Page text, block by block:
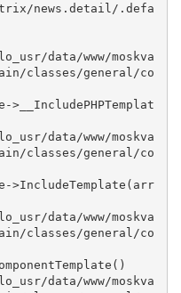
news.detail/.defa
classes/general/co
>__IncludePHPTemplat
classes/general/co
>IncludeTemplate(arr
classes/general/co